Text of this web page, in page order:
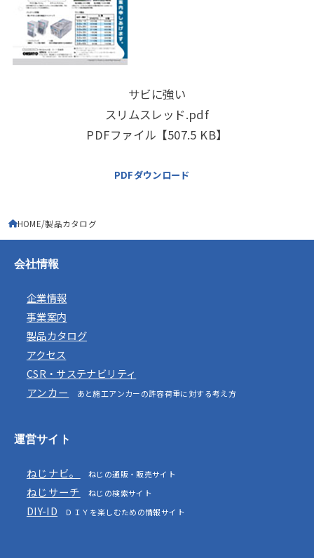
サビに強い
スリムスレッド.pdf
PDFファイル【507.5 KB】
PDFダウンロード
HOME 製品カタログ
会社情報
企業情報
事業案内
製品カタログ
アクセス
CSR・サステナビリティ
アンカー
あと施工アンカーの許容荷重に対する考え方
運営サイト
ねじナビ。 ねじの通販・販売サイト
ねじサーチ ねじの検索サイト
DIY-ID ＤＩＹを楽しむための情報サイト